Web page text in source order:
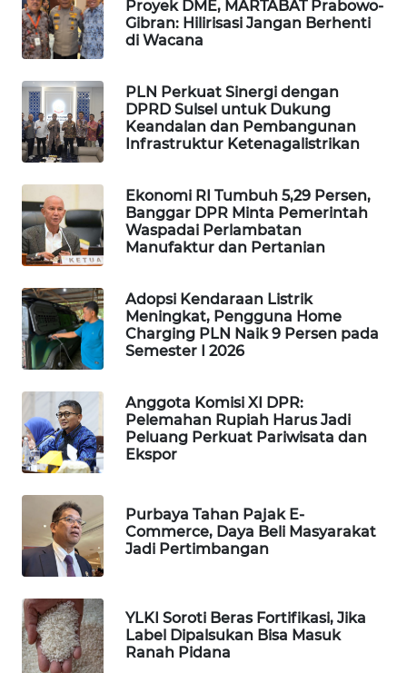
Proyek DME, MARTABAT Prabowo-
Gibran: Hilirisasi Jangan Berhenti
di Wacana
PLN Perkuat Sinergi dengan
DPRD Sulsel untuk Dukung
Keandalan dan Pembangunan
Infrastruktur Ketenagalistrikan
Ekonomi RI Tumbuh 5,29 Persen,
Banggar DPR Minta Pemerintah
Waspadai Perlambatan
Manufaktur dan Pertanian
Adopsi Kendaraan Listrik
Meningkat, Pengguna Home
Charging PLN Naik 9 Persen pada
Semester I 2026
Anggota Komisi XI DPR:
Pelemahan Rupiah Harus Jadi
Peluang Perkuat Pariwisata dan
Ekspor
Purbaya Tahan Pajak E-
Commerce, Daya Beli Masyarakat
Jadi Pertimbangan
YLKI Soroti Beras Fortifikasi, Jika
Label Dipalsukan Bisa Masuk
Ranah Pidana
WAHANA
OTOMOTIF
WAHANA
HEALTH
DESA
WISATA
LAPAK
Wahana
Network
KONSUMEN
LISTRIK
MASYARAKAT
WALINKI
ID
MAWAKA
ID
MARTABAT